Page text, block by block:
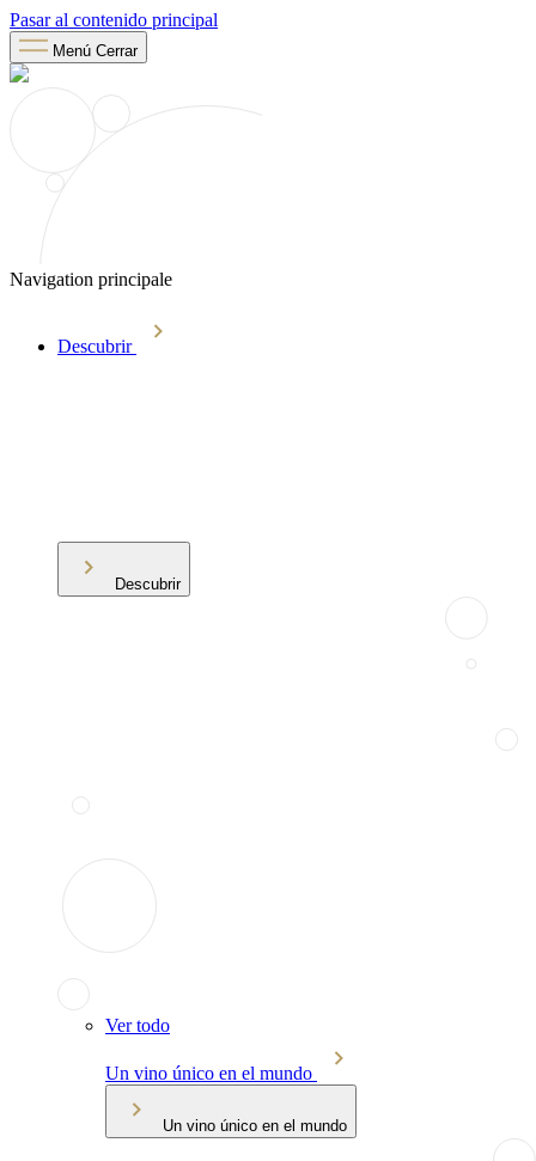
Pasar al contenido principal
Menú Cerrar
Navigation principale
Descubrir
Descubrir
Ver todo
Un vino único en el mundo
Un vino único en el mundo